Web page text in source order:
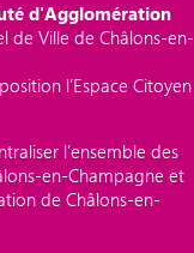
d'Agglomération
de Ville de Châlons-en-
l’Espace Citoyen
l’ensemble des
en-Champagne et
de Châlons-en-